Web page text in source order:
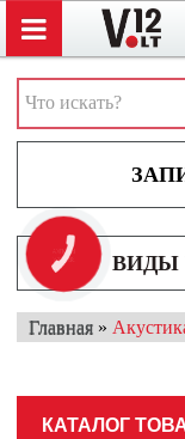
ВИДЫ
Вход/
АВТОЗВУК
АКСЕССУАРЫ И
ВИДЕОРЕГИСТРАТОРЫ
МУЛЬТИМЕДИА
НАВИГАТОРЫ
ПАРКОВОЧНЫЕ СИСТЕМЫ
Главная »
КАТАЛОГ
КНОПКА
ЗВ'ЯЗКУ